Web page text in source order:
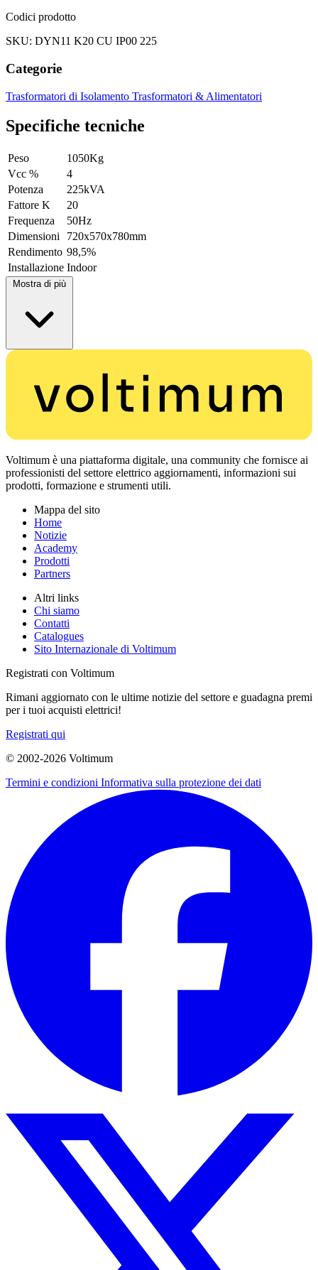
Codici prodotto
SKU: DYN11 K20 CU IP00 225
Categorie
Trasformatori di Isolamento Trasformatori & Alimentatori
Specifiche tecniche
Peso
1050Kg
Vcc %
4
Potenza
225kVA
Fattore K
20
Frequenza
50Hz
Dimensioni
720x570x780mm
Rendimento 98,5%
Installazione Indoor
Mostra di più
Voltimum è una piattaforma digitale, una community che fornisce ai
professionisti del settore elettrico aggiornamenti, informazioni sui
prodotti, formazione e strumenti utili.
Mappa del sito
Home
Notizie
Academy
Prodotti
Partners
Altri links
Chi siamo
Contatti
Catalogues
Sito Internazionale di Voltimum
Registrati con Voltimum
Rimani aggiornato con le ultime notizie del settore e guadagna premi
per i tuoi acquisti elettrici!
Registrati qui
© 2002-2026 Voltimum
Termini e condizioni Informativa sulla protezione dei dati